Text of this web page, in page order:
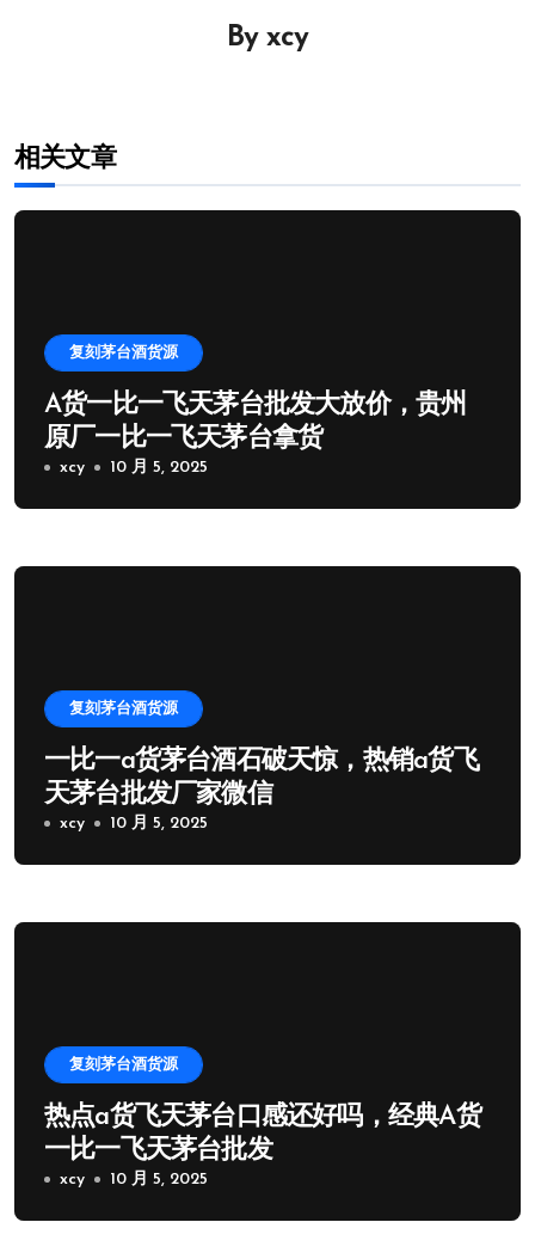
By xcy
相关文章
复刻茅台酒货源
A货一比一飞天茅台批发大放价，贵州
原厂一比一飞天茅台拿货
xcy 10 月 5, 2025
复刻茅台酒货源
一比一a货茅台酒石破天惊，热销a货飞
天茅台批发厂家微信
xcy 10 月 5, 2025
复刻茅台酒货源
热点a货飞天茅台口感还好吗，经典A货
一比一飞天茅台批发
xcy 10 月 5, 2025